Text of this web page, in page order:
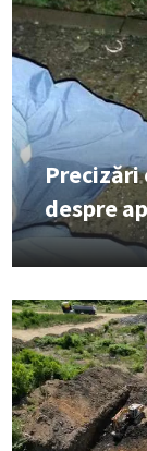
Precizări
despre